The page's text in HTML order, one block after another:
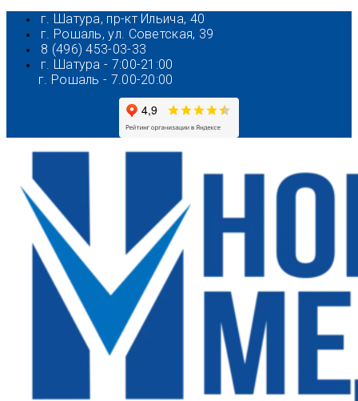
Перейти
содержимому
г. Шатура, пр-кт Ильича, 40
г. Рошаль, ул. Советская, 39
8 (496) 453-03-33
г. Шатура - 7:00-21:00
г. Рошаль - 7.00-20:00